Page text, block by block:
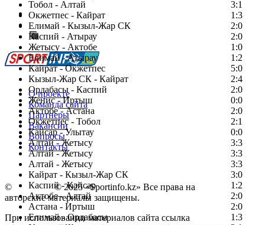
Тобол - Алтай
3:1
Окжетпес - Кайрат
1:3
Елимай - Кызыл-Жар СК
2:0
Каспий - Атырау
2:0
Жетысу - Актобе
1:0
Елимай - Атырау
1:2
Кайрат - Окжетпес
5:0
Кызыл-Жар СК - Кайрат
2:4
Ордабасы - Каспий
2:0
Женис - Иртыш
0:0
Актобе - Астана
2:0
Окжетпес - Тобол
2:1
Кайсар - Улытау
0:0
Алтай - Жетысу
3:3
Алтай - Жетысу
3:3
Алтай - Жетысу
3:3
Кайрат - Кызыл-Жар СК
3:0
Каспий - Кайсар
1:2
Актобе - Алтай
2:0
Астана - Иртыш
2:0
Елимай - Ордабасы
1:3
Есть идея?
Сообщить о мероприятии
Перейти на старый сайт
О проекте
Команда сайта
Партнеры
Вакансии
Вопросы
Контакты
© Copyright© 2025 «Sportinfo.kz» Все права на
авторские материалы защищены.
При использовании материалов сайта ссылка